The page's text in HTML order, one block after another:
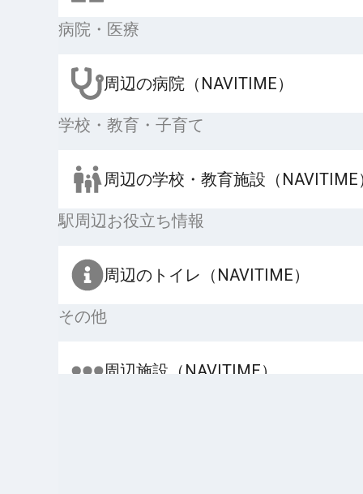
病院・医療
周辺の病院（NAVITIME）
学校・教育・子育て
周辺の学校・教育施設（NAVITIME
駅周辺お役立ち情報
周辺のトイレ（NAVITIME）
その他
周辺施設（NAVITIME）